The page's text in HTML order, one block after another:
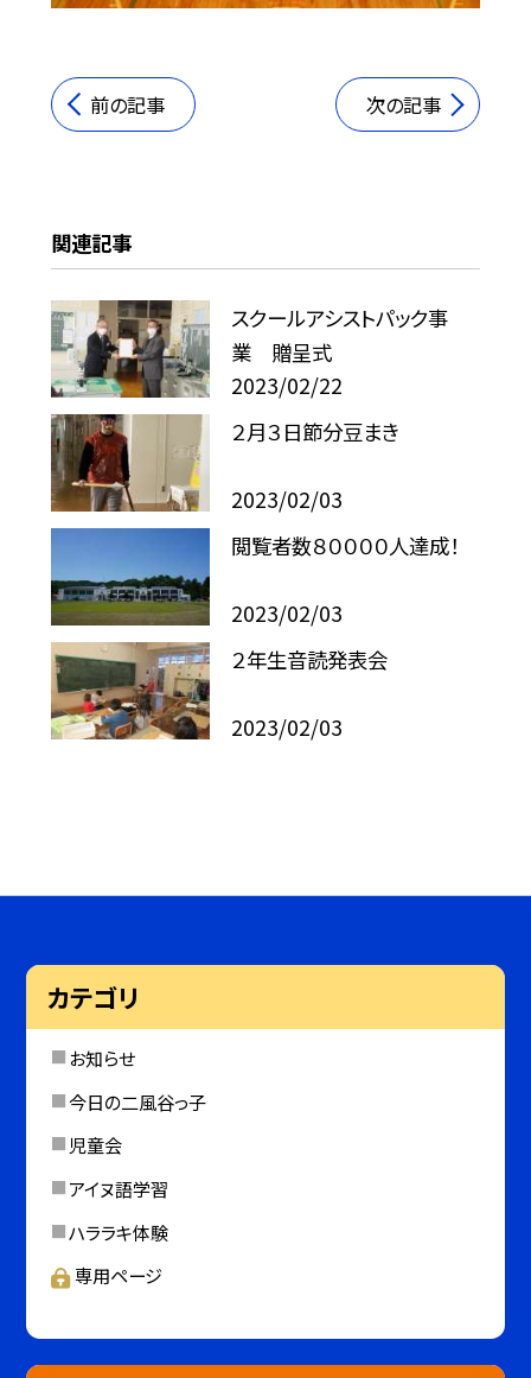
前の記事 次の記事
関連記事
スクールアシストパック事
業 贈呈式
2023/02/22
２月３日節分豆まき
2023/02/03
閲覧者数８００００人達成！
2023/02/03
２年生音読発表会
2023/02/03
カテゴリ
お知らせ
今日の二風谷っ子
児童会
アイヌ語学習
ハララキ体験
専用ページ